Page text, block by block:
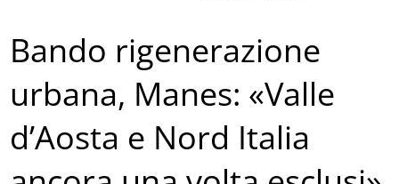
Bando rigenerazione
urbana, Manes: «Valle
d’Aosta e Nord Italia